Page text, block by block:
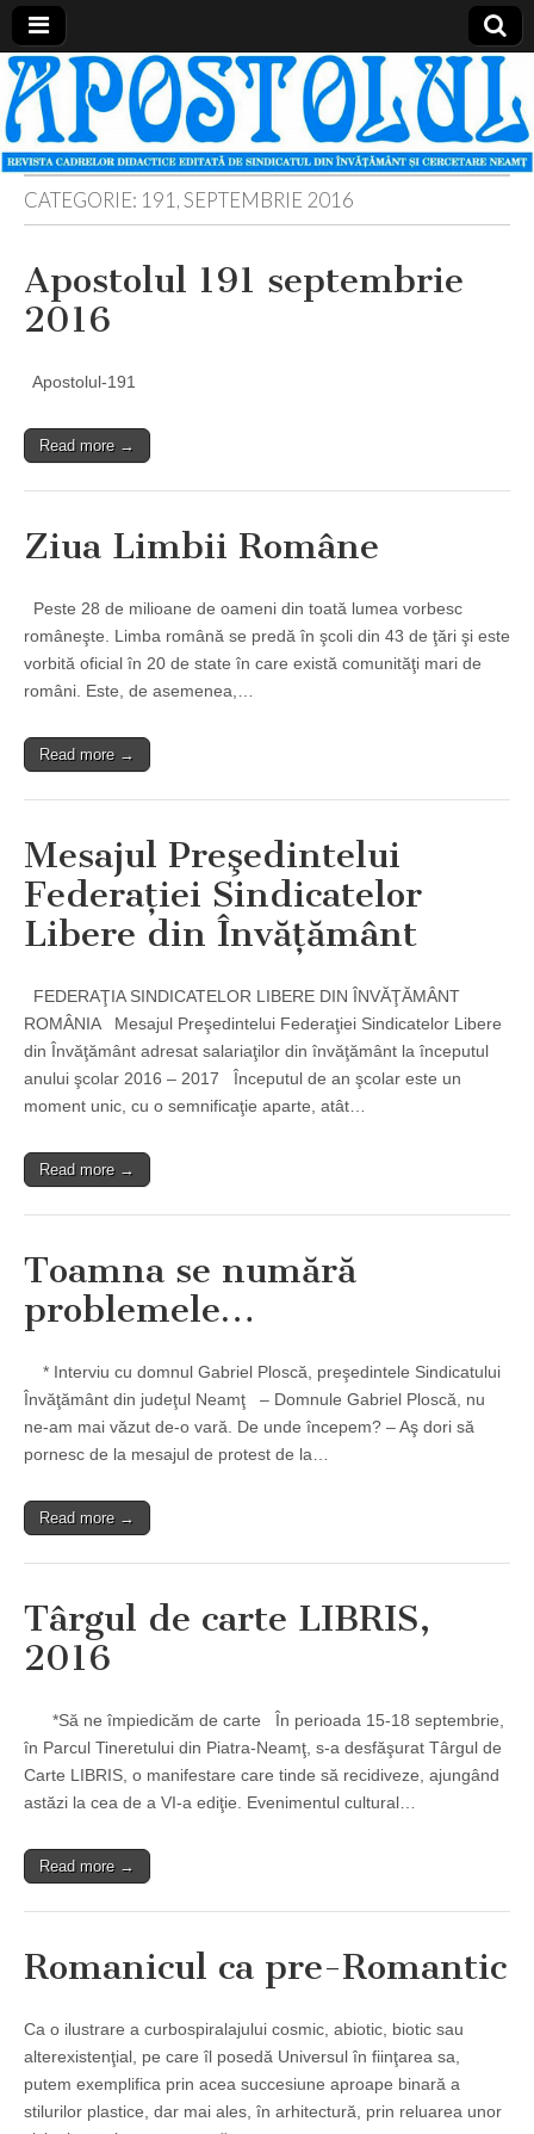
Apostolul
Revista
cadrelor
didactice
din
judetul
Neamt
CATEGORIE: 191, SEPTEMBRIE 2016
Apostolul 191 septembrie
2016
Apostolul-191
Read more →
Ziua Limbii Române
Peste 28 de milioane de oameni din toată lumea vorbesc
româneşte. Limba română se predă în şcoli din 43 de ţări şi este
vorbită oficial în 20 de state în care există comunităţi mari de
români. Este, de asemenea,…
Read more →
Mesajul Preşedintelui
Federaţiei Sindicatelor
Libere din Învăţământ
FEDERAŢIA SINDICATELOR LIBERE DIN ÎNVĂŢĂMÂNT
ROMÂNIA Mesajul Preşedintelui Federaţiei Sindicatelor Libere
din Învăţământ adresat salariaţilor din învăţământ la începutul
anului şcolar 2016 – 2017 Începutul de an şcolar este un
moment unic, cu o semnificaţie aparte, atât…
Read more →
Toamna se numără
problemele…
* Interviu cu domnul Gabriel Ploscă, preşedintele Sindicatului
Învăţământ din judeţul Neamţ – Domnule Gabriel Ploscă, nu
ne-am mai văzut de-o vară. De unde începem? – Aş dori să
pornesc de la mesajul de protest de la…
Read more →
Târgul de carte LIBRIS,
2016
*Să ne împiedicăm de carte În perioada 15-18 septembrie,
în Parcul Tineretului din Piatra-Neamţ, s-a desfăşurat Târgul de
Carte LIBRIS, o manifestare care tinde să recidiveze, ajungând
astăzi la cea de a VI-a ediţie. Evenimentul cultural…
Read more →
Romanicul ca pre-Romantic
Ca o ilustrare a curbospiralajului cosmic, abiotic, biotic sau
alterexistenţial, pe care îl posedă Universul în fiinţarea sa,
putem exemplifica prin acea succesiune aproape binară a
stilurilor plastice, dar mai ales, în arhitectură, prin reluarea unor